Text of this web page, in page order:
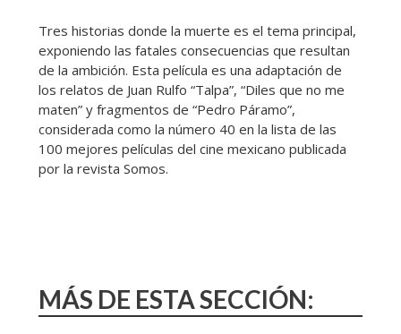
Tres historias donde la muerte es el tema principal,
exponiendo las fatales consecuencias que resultan
de la ambición. Esta película es una adaptación de
los relatos de Juan Rulfo “Talpa”, “Diles que no me
maten” y fragmentos de “Pedro Páramo”,
considerada como la número 40 en la lista de las
100 mejores películas del cine mexicano publicada
por la revista Somos.
MÁS DE ESTA SECCIÓN: